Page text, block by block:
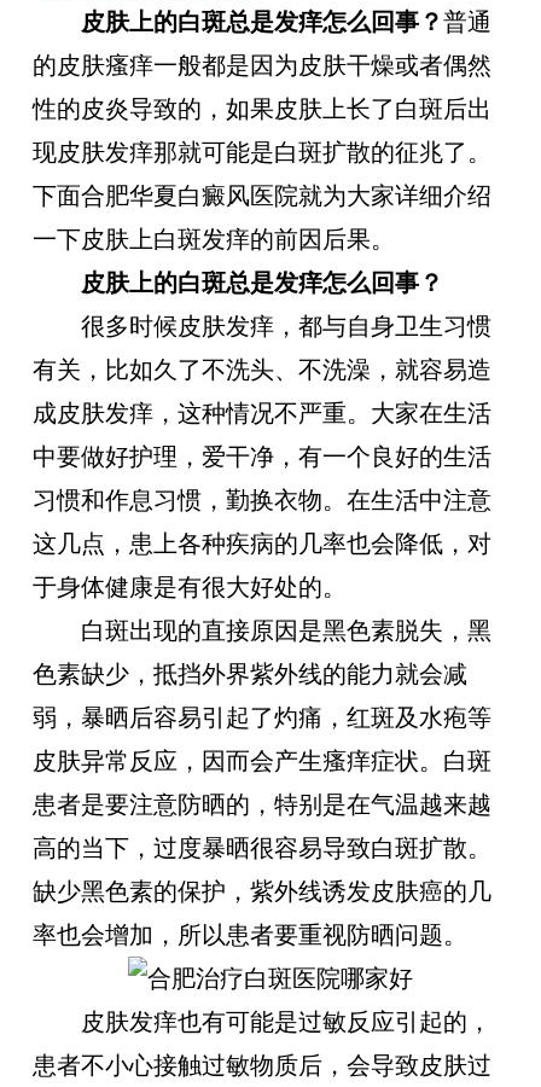
皮肤上的白斑总是发痒怎么回事？普通
的皮肤瘙痒一般都是因为皮肤干燥或者偶然
性的皮炎导致的，如果皮肤上长了白斑后出
现皮肤发痒那就可能是白斑扩散的征兆了。
下面合肥华夏白癜风医院就为大家详细介绍
一下皮肤上白斑发痒的前因后果。
皮肤上的白斑总是发痒怎么回事？
很多时候皮肤发痒，都与自身卫生习惯
有关，比如久了不洗头、不洗澡，就容易造
成皮肤发痒，这种情况不严重。大家在生活
中要做好护理，爱干净，有一个良好的生活
习惯和作息习惯，勤换衣物。在生活中注意
这几点，患上各种疾病的几率也会降低，对
于身体健康是有很大好处的。
白斑出现的直接原因是黑色素脱失，黑
色素缺少，抵挡外界紫外线的能力就会减
弱，暴晒后容易引起了灼痛，红斑及水疱等
皮肤异常反应，因而会产生瘙痒症状。白斑
患者是要注意防晒的，特别是在气温越来越
高的当下，过度暴晒很容易导致白斑扩散。
缺少黑色素的保护，紫外线诱发皮肤癌的几
率也会增加，所以患者要重视防晒问题。
皮肤发痒也有可能是过敏反应引起的，
患者不小心接触过敏物质后，会导致皮肤过